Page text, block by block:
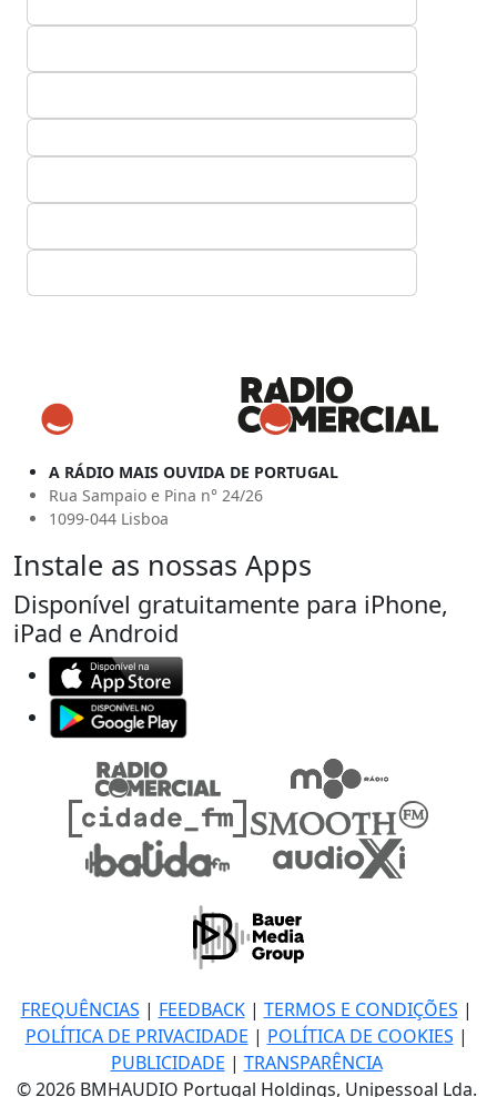
A RÁDIO MAIS OUVIDA DE PORTUGAL
Rua Sampaio e Pina n° 24/26
1099-044 Lisboa
Instale as nossas Apps
Disponível gratuitamente para iPhone,
iPad e Android
FREQUÊNCIAS | FEEDBACK| TERMOS E CONDIÇÕES |
POLÍTICA DE PRIVACIDADE | POLÍTICA DE COOKIES |
PUBLICIDADE | TRANSPARÊNCIA
© 2026 BMHAUDIO Portugal Holdings, Unipessoal Lda.